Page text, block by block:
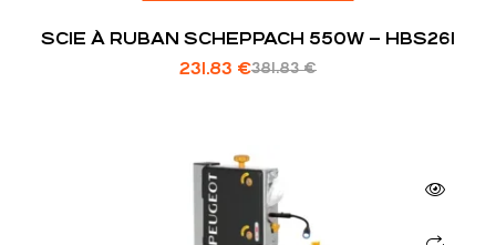
SCIE À RUBAN SCHEPPACH 550W – HBS261
381.83€
231.83 €